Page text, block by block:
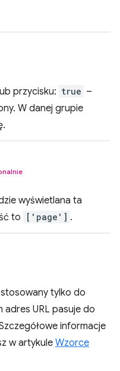
przycisku: true –
W danej grupie
wyświetlana ta
to
['page'] .
tylko do
URL pasuje do
informacje
w artykule Wzorce